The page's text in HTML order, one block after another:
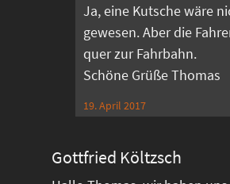
Ja, eine Kutsche wäre
gewesen. Aber die
quer zur Fahrbahn.
Schöne Grüße Thomas
19. April 2017
Gottfried Költzsch